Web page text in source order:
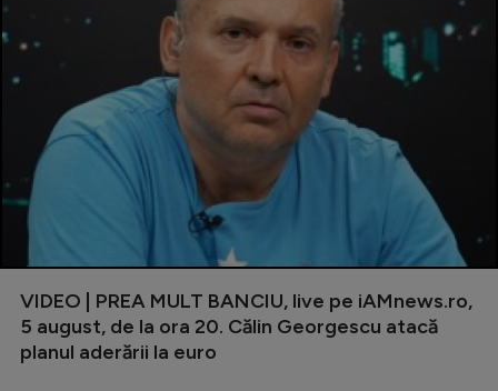
VIDEO | PREA MULT BANCIU, live pe iAMnews.ro,
5 august, de la ora 20. Călin Georgescu atacă
planul aderării la euro